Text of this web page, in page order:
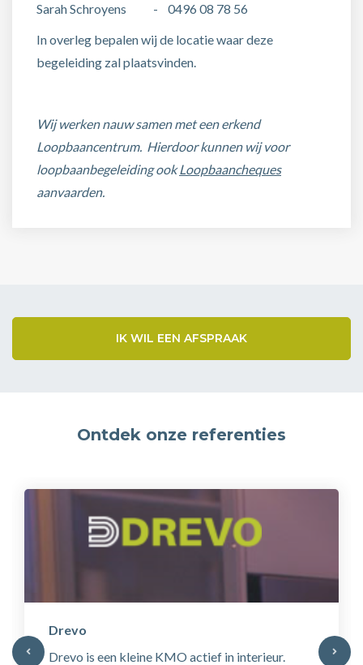
Sarah Schroyens - 0496 08 78 56
In overleg bepalen wij de locatie waar deze
begeleiding zal plaatsvinden.
Wij werken nauw samen met een erkend
Loopbaancentrum. Hierdoor kunnen wij voor
loopbaanbegeleiding ookLoopbaancheques
aanvaarden.
IK WIL EEN AFSPRAAK
Ontdek onze referenties
Drevo
Drevo is een kleine KMO actief in interieur.